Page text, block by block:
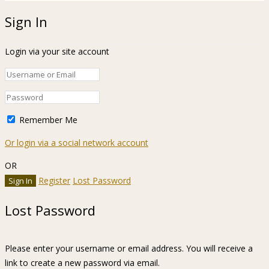
Sign In
Login via your site account
Remember Me
Or login via a social network account
OR
Register Lost Password
Lost Password
Please enter your username or email address. You will receive a
link to create a new password via email.